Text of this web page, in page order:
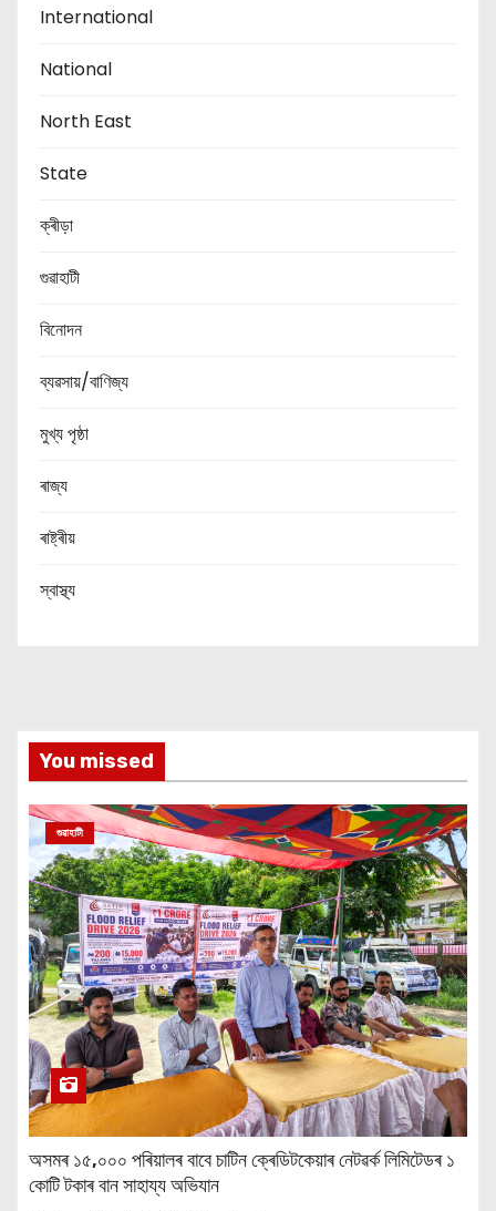
International
National
North East
State
ক্ৰীড়া
গুৱাহাটী
বিনোদন
ব্যৱসায়/বাণিজ্য
মুখ্য পৃষ্ঠা
ৰাজ্য
ৰাষ্ট্ৰীয়
স্বাস্থ্য
You missed
গুৱাহাটী
অসমৰ ১৫,০০০ পৰিয়ালৰ বাবে চাটিন ক্ৰেডিটকেয়াৰ নেটৱৰ্ক লিমিটেডৰ ১
কোটি টকাৰ বান সাহায্য অভিযান